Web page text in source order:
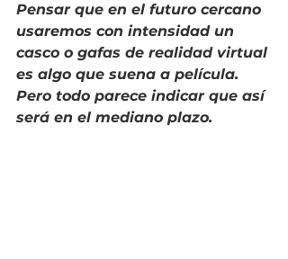
Pensar que en el futuro cercano
usaremos con intensidad un
casco o gafas de realidad virtual
es algo que suena a película.
Pero todo parece indicar que así
será en el mediano plazo.